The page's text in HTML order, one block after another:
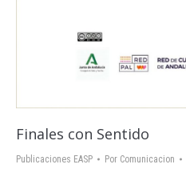
Finales con Sentido
Publicaciones EASP Por Comunicacion